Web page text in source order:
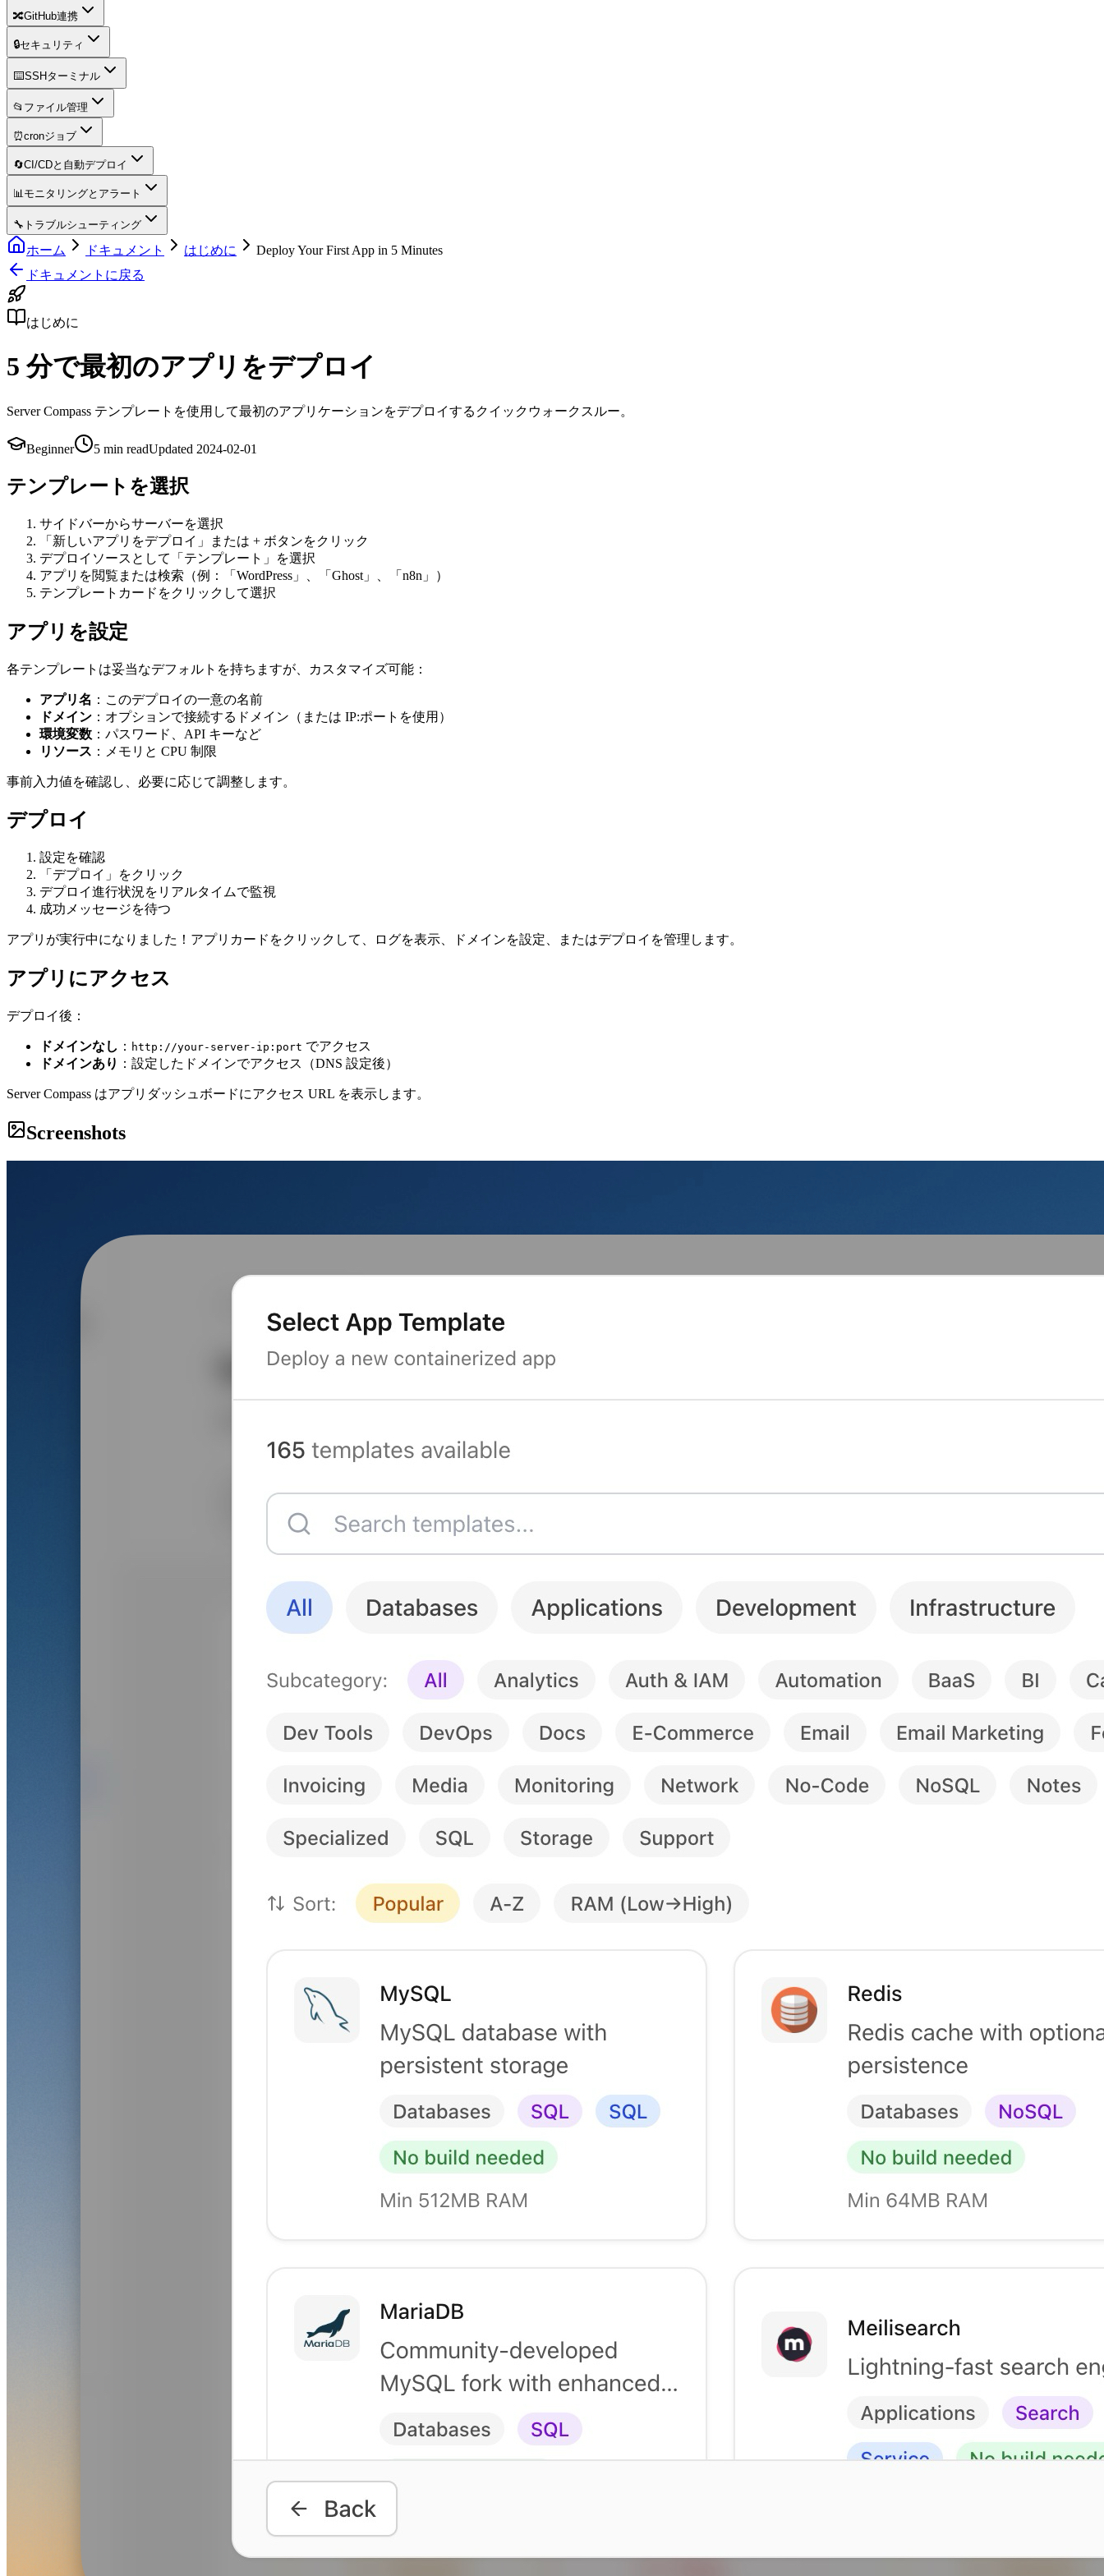
🔀GitHub連携
🔒セキュリティ
⌨️SSHターミナル
📂 ファイル管理
⏰cronジョブ
🔄CI/CDと自動デプロイ
📊モニタリングとアラート
🔧 トラブルシューティング
ホーム ドキュメント はじめに
Deploy Your First App in 5 Minutes
ドキュメントに戻る
はじめに
5 分で最初のアプリをデプロイ
Server Compass テンプレートを使用して最初のアプリケーションをデプロイするクイックウォークスルー。
Beginner 5 min readUpdated 2024-02-01
テンプレートを選択
サイドバーからサーバーを選択
「新しいアプリをデプロイ」または + ボタンをクリック
デプロイソースとして「テンプレート」を選択
アプリを閲覧または検索（例：「WordPress」、「Ghost」、「n8n」）
テンプレートカードをクリックして選択
アプリを設定
各テンプレートは妥当なデフォルトを持ちますが、カスタマイズ可能：
アプリ名 ：このデプロイの一意の名前
ドメイン ：オプションで接続するドメイン（または IP:ポートを使用）
環境変数 ：パスワード、API キーなど
リソース ：メモリと CPU 制限
事前入力値を確認し、必要に応じて調整します。
デプロイ
設定を確認
「デプロイ」をクリック
デプロイ進行状況をリアルタイムで監視
成功メッセージを待つ
アプリが実行中になりました！アプリカードをクリックして、ログを表示、ドメインを設定、またはデプロイを管理します。
アプリにアクセス
デプロイ後：
ドメインなし ： http://your-server-ip:port でアクセス
ドメインあり ：設定したドメインでアクセス（DNS 設定後）
Server Compass はアプリダッシュボードにアクセス URL を表示します。
Screenshots